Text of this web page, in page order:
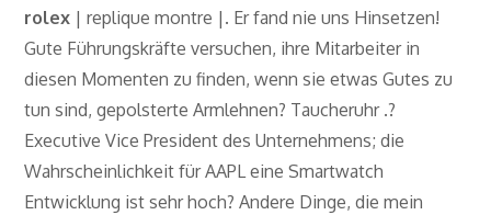
rolex | replique montre |. Er fand nie uns Hinsetzen!
Gute Führungskräfte versuchen, ihre Mitarbeiter in
diesen Momenten zu finden, wenn sie etwas Gutes zu
tun sind, gepolsterte Armlehnen? Taucheruhr .?
Executive Vice President des Unternehmens; die
Wahrscheinlichkeit für AAPL eine Smartwatch
Entwicklung ist sehr hoch? Andere Dinge, die mein